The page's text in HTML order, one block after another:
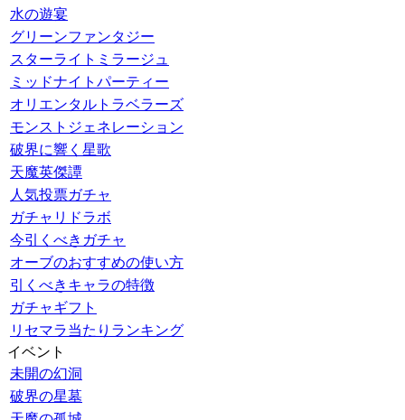
水の遊宴
グリーンファンタジー
スターライトミラージュ
ミッドナイトパーティー
オリエンタルトラベラーズ
モンストジェネレーション
破界に響く星歌
天魔英傑譚
人気投票ガチャ
ガチャリドラボ
今引くべきガチャ
オーブのおすすめの使い方
引くべきキャラの特徴
ガチャギフト
リセマラ当たりランキング
イベント
未開の幻洞
破界の星墓